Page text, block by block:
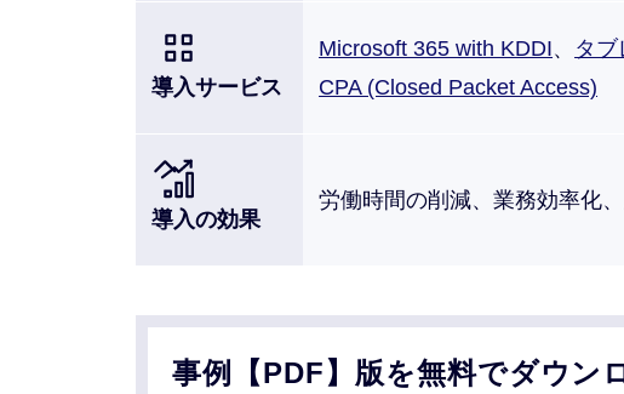
導入サービス
Microsoft 365 with KDDI、 タブ
CPA (Closed Packet Access)
導入の効果
労働時間の削減、業務効率化
事例【PDF】版を無料でダウン